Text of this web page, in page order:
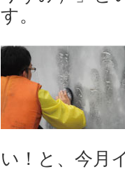
す。
い！と、今月